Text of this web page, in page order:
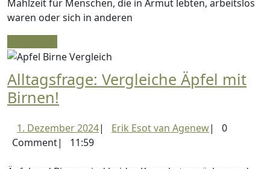
Mahlzeit für Menschen, die in Armut lebten, arbeitslos
waren oder sich in anderen
More
Alltagsfrage: Vergleiche Äpfel mit
Birnen!
Äpfel
mit
1. Dezember 20241.| Erik Esot van AgenewErik
|
0
Comment| 11:59